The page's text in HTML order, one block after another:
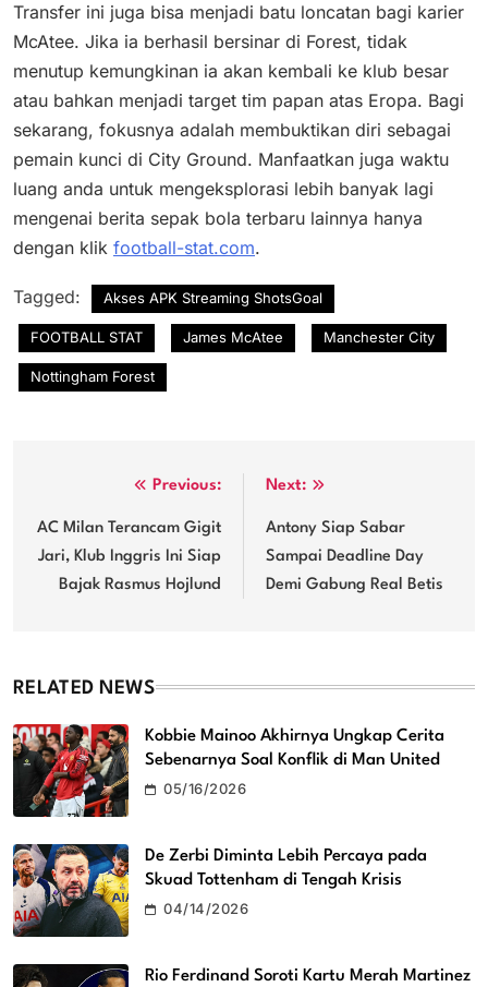
Transfer ini juga bisa menjadi batu loncatan bagi karier
McAtee. Jika ia berhasil bersinar di Forest, tidak
menutup kemungkinan ia akan kembali ke klub besar
atau bahkan menjadi target tim papan atas Eropa. Bagi
sekarang, fokusnya adalah membuktikan diri sebagai
pemain kunci di City Ground. Manfaatkan juga waktu
luang anda untuk mengeksplorasi lebih banyak lagi
mengenai berita sepak bola terbaru lainnya hanya
dengan klik football-stat.com.
Tagged: Akses APK Streaming ShotsGoal
FOOTBALL STAT James McAtee Manchester City
Nottingham Forest
navigation
Previous:
AC Milan Terancam Gigit
Jari, Klub Inggris Ini Siap
Bajak Rasmus Hojlund
Next:
Antony Siap Sabar
Sampai Deadline Day
Demi Gabung Real Betis
RELATED NEWS
Kobbie Mainoo Akhirnya Ungkap Cerita
Sebenarnya Soal Konflik di Man United
05/16/2026
De Zerbi Diminta Lebih Percaya pada
Skuad Tottenham di Tengah Krisis
04/14/2026
Rio Ferdinand Soroti Kartu Merah Martinez